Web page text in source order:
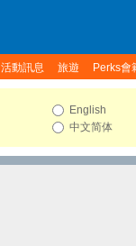
活動訊息 旅遊 Perks會
English
中文简体